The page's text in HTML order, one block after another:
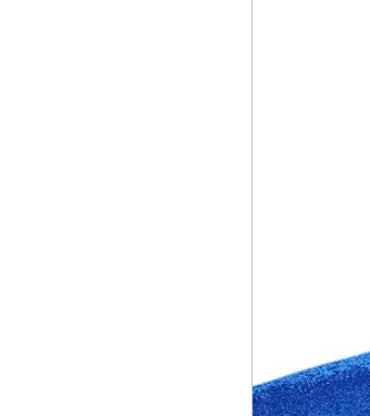
décorations Lausanne Berne Fribourg
mobilier Nyon, Location de mobilier à
Location de mobilier Obwald, Location de
mobilier Schwytz, Location de mobilier
Location de mobilier, Table Ronde, Table
Mobilier baroque, Mobilier Vintage, Tapis
Tabouret de bar, Chandelier, Vase,
rental in Lausanne Bern Friborg Zürich,
furniture in Montreux, Rental of furniture in
Rental of furniture in Davos, Rental of
Furniture rental Lausanne, Furniture rental
furniture in Neuchâtel, Rental of furniture in